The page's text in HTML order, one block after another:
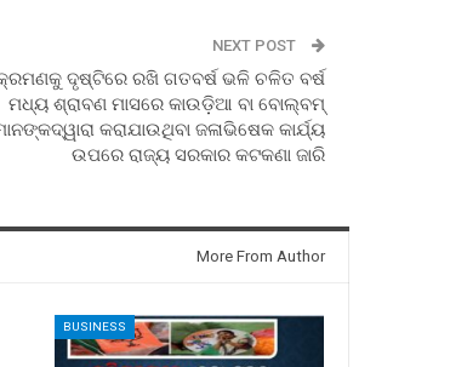
NEXT POST
ଦୃଷ୍ଟିରେ ରଖି ଗତବର୍ଷ ଭଳି ଚଳିତ ବର୍ଷ
ମଧ୍ୟ ଶ୍ରାବଣ ମାସରେ କାଉଡ଼ିଆ ବା ବୋଲ୍‍ବମ୍‍
କରାଯାଉଥିବା ଜଳାଭିଷେକ କାର୍ଯ୍ୟ
ଉପରେ ରାଜ୍ୟ ସରକାର କଟକଣା ଜାରି
More From Author
BUSINESS